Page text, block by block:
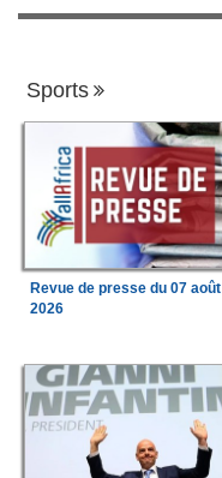
Sports
Revue de presse du 07 août
2026